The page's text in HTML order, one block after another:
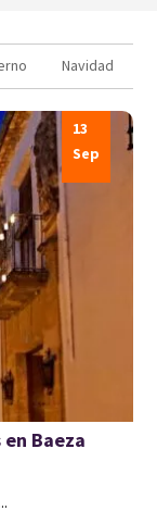
Navidad
Baeza
13
Sep